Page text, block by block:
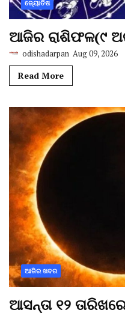
ଜ୍ୟୋତିଷ
ଆଜିର ରାଶିଫଳ(୯
odishadarpan Aug 09, 2026
Read More
ଆଜିର ଖବର
ଆସନ୍ତା ୧୨